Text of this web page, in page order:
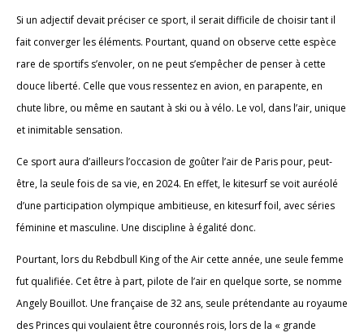
Si un adjectif devait préciser ce sport, il serait difficile de choisir tant il
fait converger les éléments. Pourtant, quand on observe cette espèce
rare de sportifs s’envoler, on ne peut s’empêcher de penser à cette
douce liberté. Celle que vous ressentez en avion, en parapente, en
chute libre, ou même en sautant à ski ou à vélo. Le vol, dans l’air, unique
et inimitable sensation.
Ce sport aura d’ailleurs l’occasion de goûter l’air de Paris pour, peut-
être, la seule fois de sa vie, en 2024. En effet, le kitesurf se voit auréolé
d’une participation olympique ambitieuse, en kitesurf foil, avec séries
féminine et masculine. Une discipline à égalité donc.
Pourtant, lors du Rebdbull King of the Air cette année, une seule femme
fut qualifiée. Cet être à part, pilote de l’air en quelque sorte, se nomme
Angely Bouillot. Une française de 32 ans, seule prétendante au royaume
des Princes qui voulaient être couronnés rois, lors de la « grande